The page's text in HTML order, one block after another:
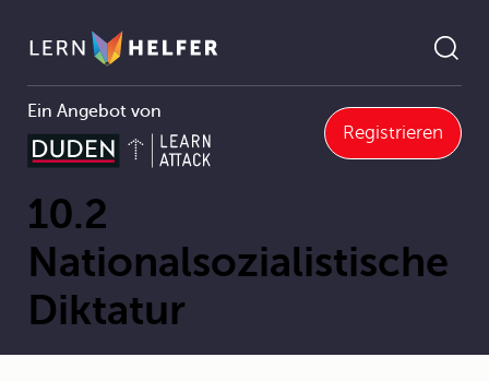
Ein Angebot von
Registrieren
Pfadnavigation
10 Demokratie und Diktatur in Deutschland 10.2 Nationalsozialistische Diktatur
10.2
Nationalsozialistische
Diktatur